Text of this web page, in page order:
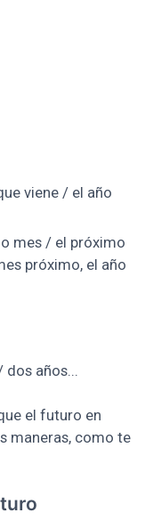
viene / el año
mes / el próximo
próximo, el año
años...
el futuro en
maneras, como te